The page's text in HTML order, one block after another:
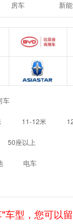
房车 新
车
11-12米
50座以上
电车
型，您可以